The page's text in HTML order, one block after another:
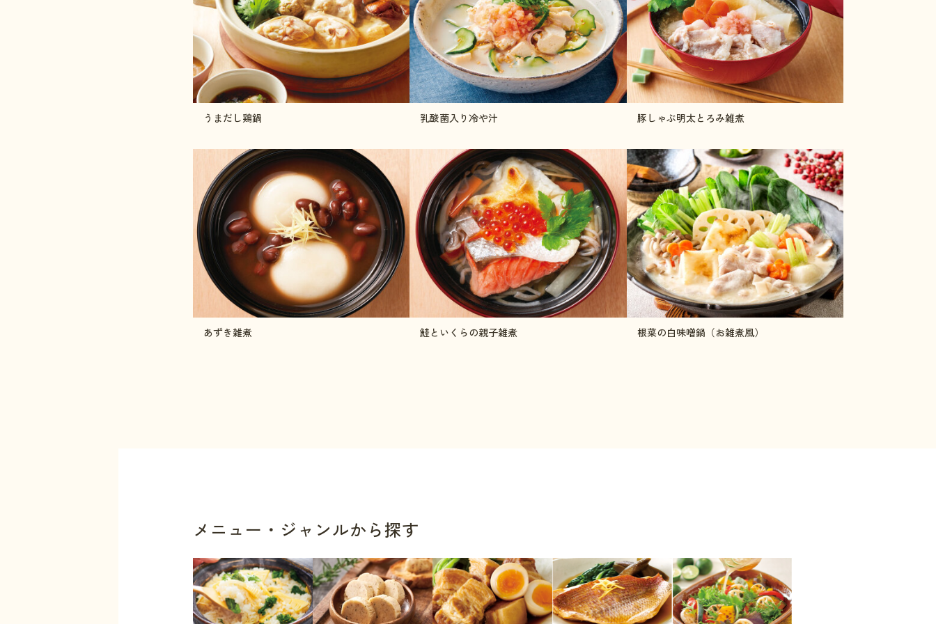
うまだし鶏鍋 乳酸菌入り冷や汁 豚しゃぶ明太とろみ雑煮
あずき雑煮 鮭といくらの親子雑煮 根菜の白味噌鍋（お雑煮風）
メニュー・ジャンルから探す